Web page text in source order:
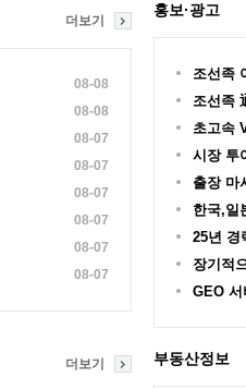
홍보·광고
조선족
조선족
초고속
시장 투
출장 마
한국,일
25년
장기적
GEO 서
부동산정보
08-08
08-08
08-07
08-07
08-07
08-07
08-07
08-07
더보기
더보기